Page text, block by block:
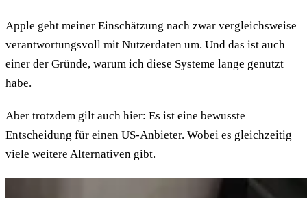
Apple geht meiner Einschätzung nach zwar vergleichsweise
verantwortungsvoll mit Nutzerdaten um. Und das ist auch
einer der Gründe, warum ich diese Systeme lange genutzt
habe.
Aber trotzdem gilt auch hier: Es ist eine bewusste
Entscheidung für einen US-Anbieter. Wobei es gleichzeitig
viele weitere Alternativen gibt.